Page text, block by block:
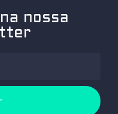
nossa